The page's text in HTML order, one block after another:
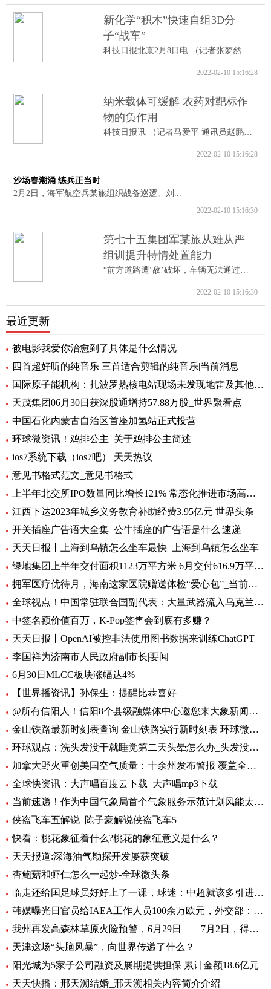
新化学“积木”快速自组3D分
子“战车”
科技日报北京2月8日电 （记者张梦然）据...
2022-02-10 15:16:28
纳米载体可缓解 农药对靶标作
物的负作用
科技日报讯 （记者马爱平 通讯员赵鹏跃...
2022-02-10 15:16:28
沙场春潮涌 练兵正当时
2月2日，海军航空兵某旅组织战备巡逻。刘...
2022-02-10 15:16:30
第七十五集团军某旅从难从严
组训提升特情处置能力
“前方道路遭‘敌’破坏，车辆无法通过。...
2022-02-10 15:16:30
最近更新
被电影我爱你治愈到了具体是什么情况
四首超好听的纯音乐 三首适合剪辑的纯音乐|当前消息
国际原子能机构：扎波罗热核电站现场未发现地雷及其他爆炸物
天茂集团06月30日获深股通增持57.88万股_世界聚看点
中国石化内蒙古自治区首座加氢站正式投营
环球微资讯！鸡排公主_关于鸡排公主简述
ios7系统下载（ios7吧） 天天热议
意见书格式范文_意见书格式
上半年北交所IPO数量同比增长121% 常态化推进市场高质量扩容 要闻
江西下达2023年城乡义务教育补助经费3.95亿元 世界头条
开关插座广告语大全集_公牛插座的广告语是什么|速递
天天日报丨上海到乌镇怎么坐车最快_上海到乌镇怎么坐车
绿地集团上半年交付面积1123万平方米 6月交付616.9万平方米-环球观热点
拥军医疗优待月，海南这家医院赠送体检“爱心包”_当前头条
全球视点！中国常驻联合国副代表：大量武器流入乌克兰 外溢影响和扩散风险与日俱增
中签名额价值百万，K-Pop签售会到底有多赚？
天天日报丨OpenAI被控非法使用图书数据来训练ChatGPT
李国祥为济南市人民政府副市长|要闻
6月30日MLCC板块涨幅达4%
【世界播资讯】孙保生：提醒比恭喜好
@所有信阳人！信阳8个县级融媒体中心邀您来大象新闻，一起争做“山水茶都，红色信阳”推荐官
金山铁路最新时刻表查询 金山铁路实行新时刻表 环球微头条
环球观点：洗头发没干就睡觉第二天头晕怎么办_头发没吹干睡觉头疼怎么办
加拿大野火重创美国空气质量：十余州发布警报 覆盖全美1/3人口-焦点热闻
全球快资讯：大声唱百度云下载_大声唱mp3下载
当前速递！作为中国气象局首个气象服务示范计划风能太阳能发电精细化气象服务示范计划7月1日启动
侠盗飞车五解说_陈子豪解说侠盗飞车5
快看：桃花象征着什么?桃花的象征意义是什么？
天天报道:深海油气勘探开发屡获突破
杏鲍菇和虾仁怎么一起炒-全球微头条
临走还给国足球员好好上了一课，球迷：中超就该多引进这样的外援
韩媒曝光日官员给IAEA工作人员100余万欧元，外交部：日政府有责任作出解释 环球热文
我州再发高森林草原火险预警，6月29日——7月2日，得荣县为黄色预警区域
天津这场“头脑风暴”，向世界传递了什么？
阳光城为5家子公司融资及展期提供担保 累计金额18.6亿元
天天快播：邢天溯结婚_邢天溯相关内容简介介绍